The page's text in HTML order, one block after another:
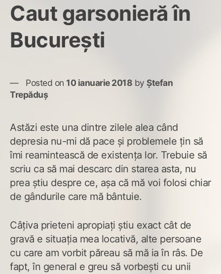
Caut garsonieră în
București
Posted on 10 ianuarie 2018 by Ștefan
Trepăduș
Astăzi este una dintre zilele alea când
depresia nu-mi dă pace și problemele țin să
îmi reamintească de existența lor. Trebuie să
scriu ca să mai descarc din starea asta, nu
prea știu despre ce, așa că mă voi folosi chiar
de gândurile care mă bântuie.
Câțiva prieteni apropiați știu exact cât de
gravă e situația mea locativă, alte persoane
cu care am vorbit păreau să mă ia în râs. De
fapt, în general e greu să vorbești cu unii